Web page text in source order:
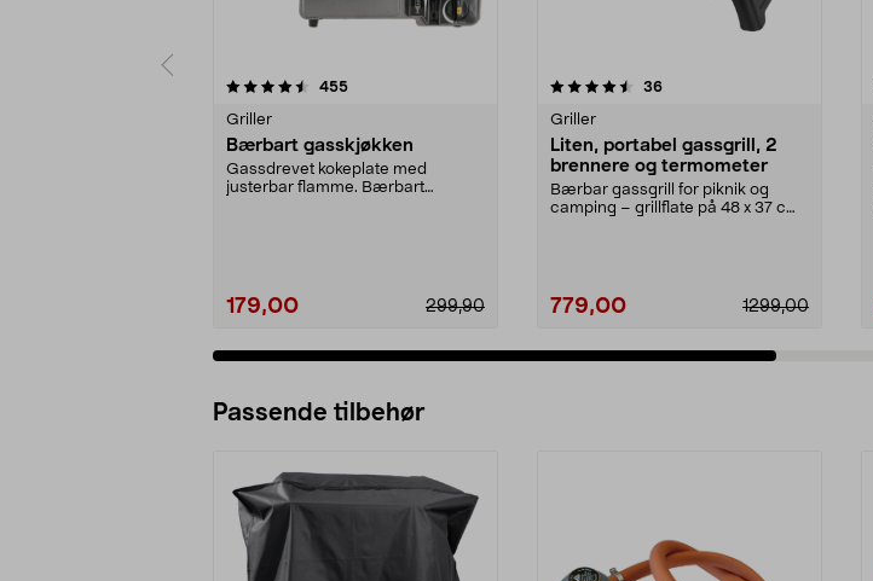
455anmeldelser
Griller
Bærbart gasskjøkken
Gassdrevet kokeplate med
justerbar flamme. Bærbart
179,00 299,90
4.5 av 5 stjerner 36anmeldelser
Griller
Liten, portabel gassgrill, 2
brennere og termometer
Bærbar gassgrill for piknik og
camping – grillflate på 48 x 37 cm.
779,00 1299,00
4.0 av 5 stjerner
Passende tilbehør